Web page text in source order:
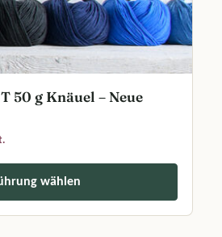
50 g Knäuel – Neue
3,50 € bis 6,75 €
wählen